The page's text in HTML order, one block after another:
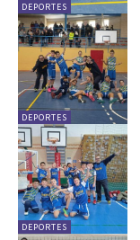
DEPORTES
DEPORTES
DEPORTES